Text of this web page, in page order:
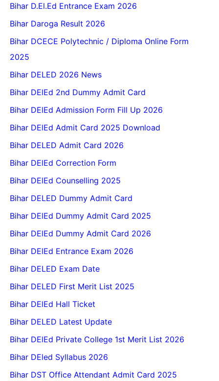
Bihar D.El.Ed Entrance Exam 2026
Bihar Daroga Result 2026
Bihar DCECE Polytechnic / Diploma Online Form
2025
Bihar DELED 2026 News
Bihar DElEd 2nd Dummy Admit Card
Bihar DElEd Admission Form Fill Up 2026
Bihar DElEd Admit Card 2025 Download
Bihar DELED Admit Card 2026
Bihar DElEd Correction Form
Bihar DElEd Counselling 2025
Bihar DELED Dummy Admit Card
Bihar DElEd Dummy Admit Card 2025
Bihar DElEd Dummy Admit Card 2026
Bihar DElEd Entrance Exam 2026
Bihar DELED Exam Date
Bihar DELED First Merit List 2025
Bihar DElEd Hall Ticket
Bihar DELED Latest Update
Bihar DElEd Private College 1st Merit List 2026
Bihar DEled Syllabus 2026
Bihar DST Office Attendant Admit Card 2025